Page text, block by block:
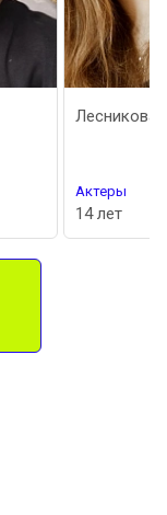
Лесникова
Актеры
14 лет